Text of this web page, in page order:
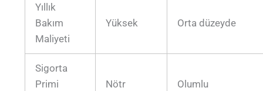
Yıllık
Bakım
Maliyeti
Yüksek Orta düzeyde
Sigorta
Primi
Nötr Olumlu